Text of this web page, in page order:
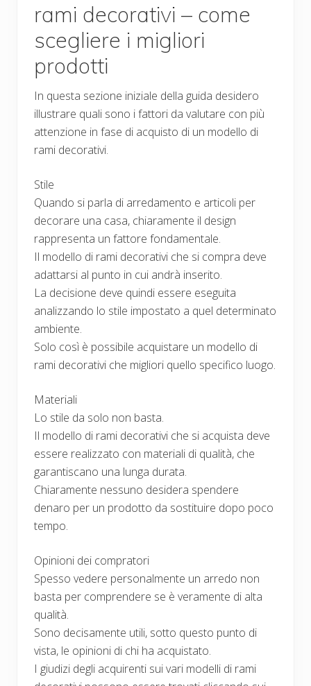
rami decorativi – come
scegliere i migliori
prodotti
In questa sezione iniziale della guida desidero
illustrare quali sono i fattori da valutare con più
attenzione in fase di acquisto di un modello di
rami decorativi.
Stile
Quando si parla di arredamento e articoli per
decorare una casa, chiaramente il design
rappresenta un fattore fondamentale.
Il modello di rami decorativi che si compra deve
adattarsi al punto in cui andrà inserito.
La decisione deve quindi essere eseguita
analizzando lo stile impostato a quel determinato
ambiente.
Solo così è possibile acquistare un modello di
rami decorativi che migliori quello specifico luogo.
Materiali
Lo stile da solo non basta.
Il modello di rami decorativi che si acquista deve
essere realizzato con materiali di qualità, che
garantiscano una lunga durata.
Chiaramente nessuno desidera spendere
denaro per un prodotto da sostituire dopo poco
tempo.
Opinioni dei compratori
Spesso vedere personalmente un arredo non
basta per comprendere se è veramente di alta
qualità.
Sono decisamente utili, sotto questo punto di
vista, le opinioni di chi ha acquistato.
I giudizi degli acquirenti sui vari modelli di rami